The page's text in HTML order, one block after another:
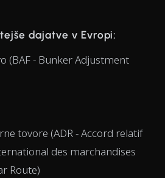
dajatve v Evropi:
(BAF - Bunker Adjustment
tovore (ADR - Accord relatif
des marchandises
Route)